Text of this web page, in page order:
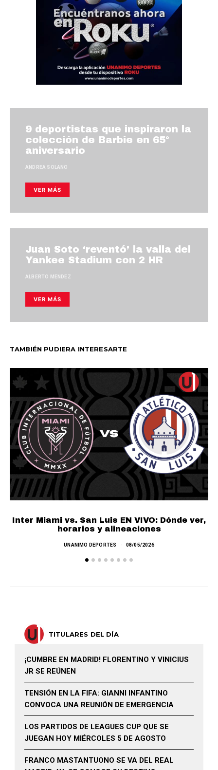
9 deportistas que inspiraron la
colección de Barbie en 65°
aniversario
ANDREA SOLANO
VER MÁS
Juan Soto ‘reventó’ la valla del
Yankee Stadium con 2 HR
ALBERTO MENDEZ
VER MÁS
TAMBIÉN PUDIERA INTERESARTE
Inter Miami vs. San Luis EN VIVO: Dónde ver,
horarios y alineaciones
UNANIMO DEPORTES 08/05/2026
TITULARES DEL DÍA
¡CUMBRE EN MADRID! FLORENTINO Y VINICIUS
JR SE REÚNEN
TENSIÓN EN LA FIFA: GIANNI INFANTINO
CONVOCA UNA REUNIÓN DE EMERGENCIA
LOS PARTIDOS DE LEAGUES CUP QUE SE
JUEGAN HOY MIÉRCOLES 5 DE AGOSTO
FRANCO MASTANTUONO SE VA DEL REAL